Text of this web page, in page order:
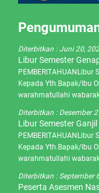
Diterbitkan :Juni 20,
Libur Semester
Kepada Yth.Bapak/Ibu
warahmatullahi
Diterbitkan : Desember
Libur Semester
Kepada Yth.Bapak/Ibu
warahmatullahi
Diterbitkan : September
Peserta Asesmen